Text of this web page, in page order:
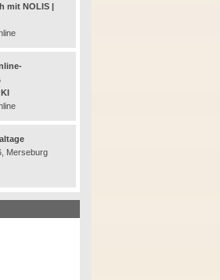
mit NOLIS |
Merseburg